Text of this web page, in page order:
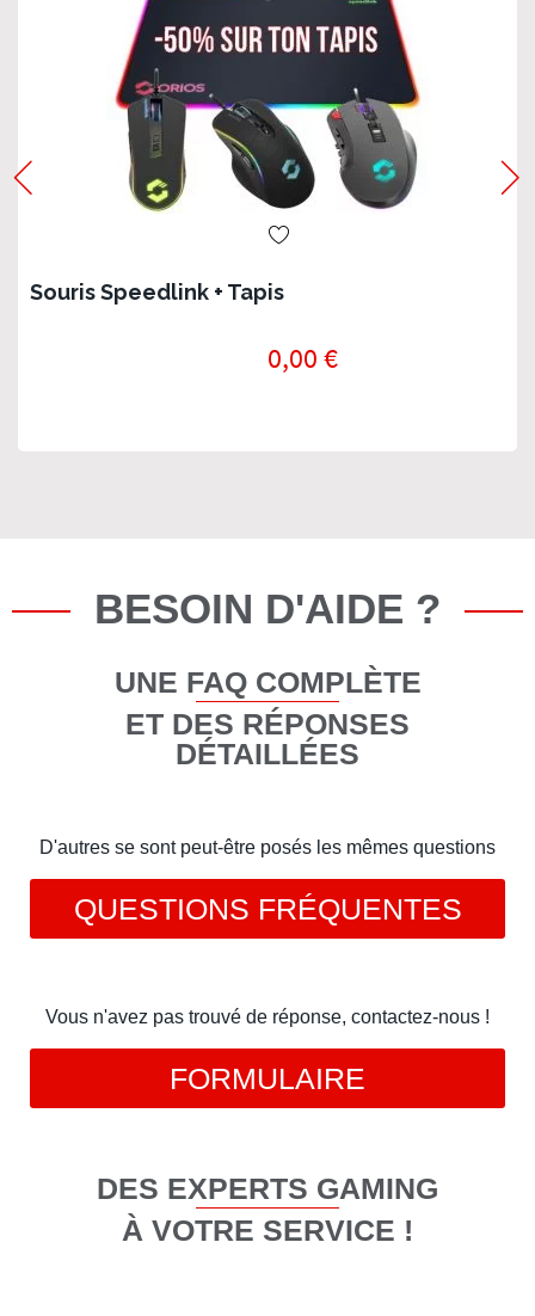
Souris Speedlink + Tapis
0,00 €
BESOIN D'AIDE ?
UNE FAQ COMPLÈTE
ET DES RÉPONSES
DÉTAILLÉES
D'autres se sont peut-être posés les mêmes questions
QUESTIONS FRÉQUENTES
Vous n'avez pas trouvé de réponse, contactez-nous !
FORMULAIRE
DES EXPERTS GAMING
À VOTRE SERVICE !